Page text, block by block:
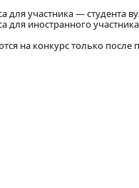
для участника — студента
для иностранного
на конкурс только после